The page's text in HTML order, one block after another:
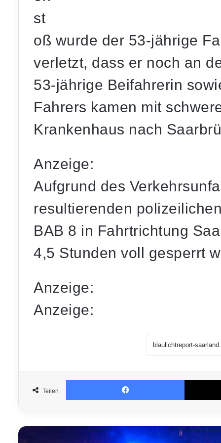
st
oß wurde der 53-jährige
verletzt, dass er noch an
53-jährige Beifahrerin
Fahrers kamen mit
Krankenhaus nach
Anzeige:
Aufgrund des
resultierenden
BAB 8 in Fahrtrichtung
4,5 Stunden voll gesperrt
Anzeige:
Anzeige:
Teilen
Facebook